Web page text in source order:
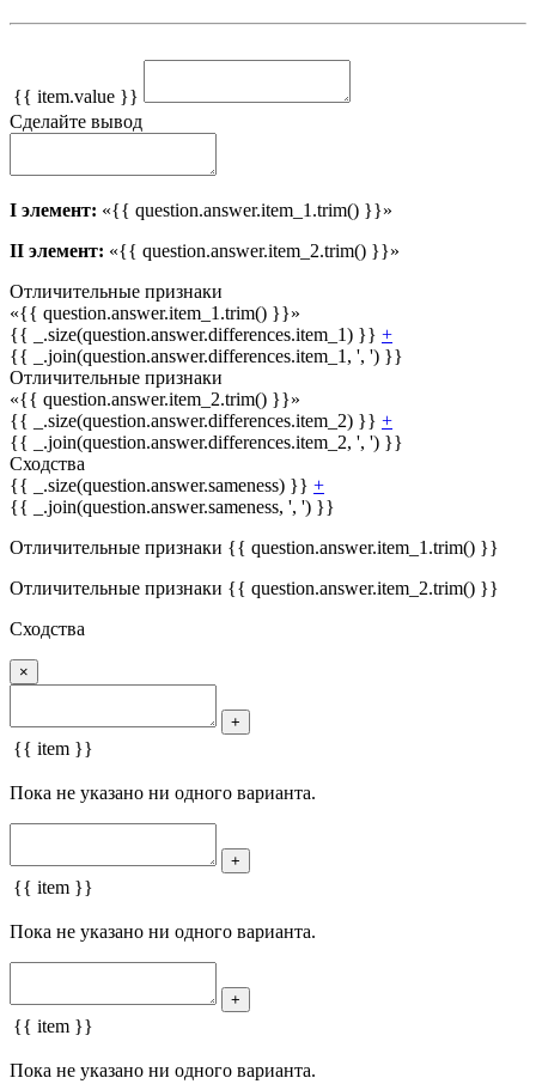
{{ item.value }}
Сделайте вывод
I элемент: «{{ question.answer.item_1.trim() }}»
II элемент: «{{ question.answer.item_2.trim() }}»
Отличительные признаки
«{{ question.answer.item_1.trim() }}»
{{ _.size(question.answer.differences.item_1) }} +
{{ _.join(question.answer.differences.item_1, ', ') }}
Отличительные признаки
«{{ question.answer.item_2.trim() }}»
{{ _.size(question.answer.differences.item_2) }} +
{{ _.join(question.answer.differences.item_2, ', ') }}
Сходства
{{ _.size(question.answer.sameness) }} +
{{ _.join(question.answer.sameness, ', ') }}
Отличительные признаки {{ question.answer.item_1.trim() }}
Отличительные признаки {{ question.answer.item_2.trim() }}
Сходства
×
+
{{ item }}
Пока не указано ни одного варианта.
+
{{ item }}
Пока не указано ни одного варианта.
+
{{ item }}
Пока не указано ни одного варианта.